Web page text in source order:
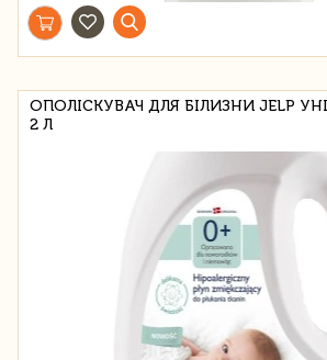
ОПОЛІСКУВАЧ ДЛЯ БІЛИЗНИ JELP
2 Л